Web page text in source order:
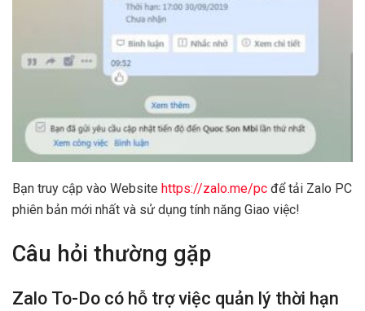
Bạn truy cập vào Website https://zalo.me/pc để tải Zalo PC
phiên bản mới nhất và sử dụng tính năng Giao việc!
Câu hỏi thường gặp
Zalo To-Do có hỗ trợ việc quản lý thời hạn